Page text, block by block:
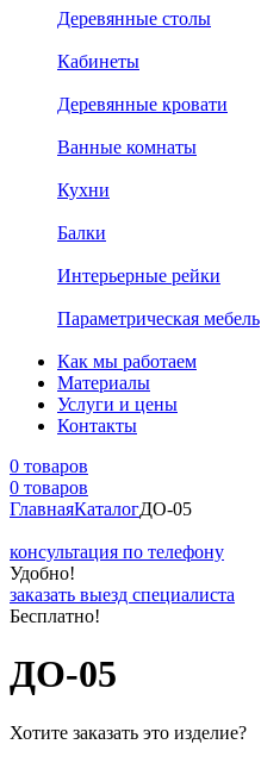
Деревянные столы
Кабинеты
Деревянные кровати
Ванные комнаты
Кухни
Балки
Интерьерные рейки
Параметрическая мебель
Как мы работаем
Материалы
Услуги и цены
Контакты
0 товаров
0 товаров
ГлавнаяКаталогДО-05
консультация по телефону
Удобно!
заказать выезд специалиста
Бесплатно!
ДО-05
Хотите заказать это изделие?